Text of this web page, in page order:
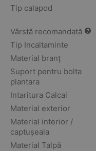
Tip calapod
Vârstă recomandată
Tip Incaltaminte
Material branț
Suport pentru bolta
plantara
Intaritura Calcai
Material exterior
Material interior /
captușeala
Material Talpă